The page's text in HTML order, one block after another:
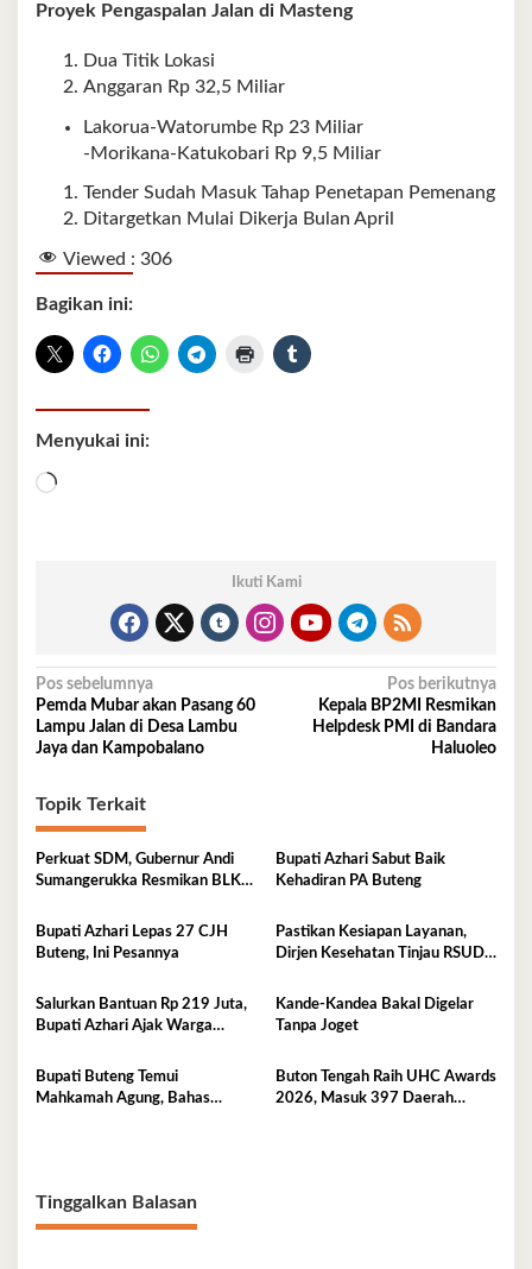
Proyek Pengaspalan Jalan di Masteng
Dua Titik Lokasi
Anggaran Rp 32,5 Miliar
Lakorua-Watorumbe Rp 23 Miliar
-Morikana-Katukobari Rp 9,5 Miliar
Tender Sudah Masuk Tahap Penetapan Pemenang
Ditargetkan Mulai Dikerja Bulan April
Viewed : 306
Bagikan ini:
Menyukai ini:
Memuat...
Ikuti Kami
Navigasi
pos
Pos sebelumnya
Pemda Mubar akan Pasang 60
Lampu Jalan di Desa Lambu
Jaya dan Kampobalano
Pos berikutnya
Kepala BP2MI Resmikan
Helpdesk PMI di Bandara
Haluoleo
Topik Terkait
Perkuat SDM, Gubernur Andi
Sumangerukka Resmikan BLK
Bupati Azhari Sabut Baik
Kehadiran PA Buteng
Bupati Azhari Lepas 27 CJH
Buteng, Ini Pesannya
Pastikan Kesiapan Layanan,
Dirjen Kesehatan Tinjau RSUD
Salurkan Bantuan Rp 219 Juta,
Bupati Azhari Ajak Warga
Kande-Kandea Bakal Digelar
Tanpa Joget
Bupati Buteng Temui
Mahkamah Agung, Bahas
Buton Tengah Raih UHC Awards
2026, Masuk 397 Daerah
Tinggalkan Balasan